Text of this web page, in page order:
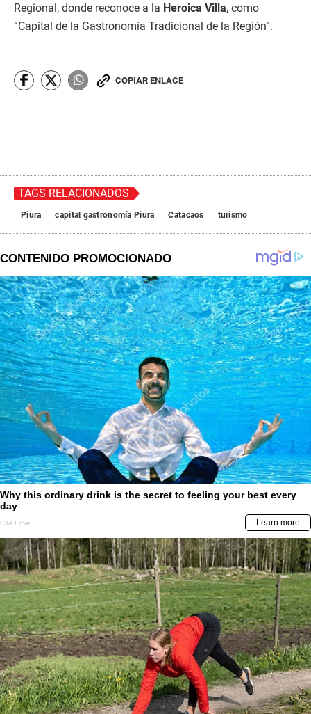
Regional, donde reconoce a la Heroica Villa, como
“Capital de la Gastronomía Tradicional de la Región”.
COPIAR ENLACE
TAGS RELACIONADOS
Piura capital gastronomía Piura Catacaos turismo